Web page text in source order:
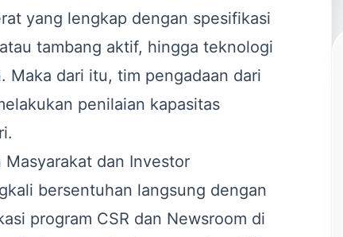
yang lengkap dengan spesifikasi
tambang aktif, hingga teknologi
Maka dari itu, tim pengadaan dari
penilaian kapasitas
dan Investor
bersentuhan langsung dengan
program CSR dan Newsroom di